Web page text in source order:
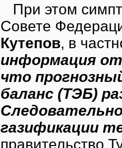
При этом
Совете
Кутепов, в
информация
что
баланс (ТЭБ)
газификации
правительство